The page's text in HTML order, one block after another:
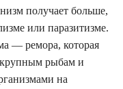
получает больше,
или паразитизме.
— ремора, которая
крупным рыбам и
на